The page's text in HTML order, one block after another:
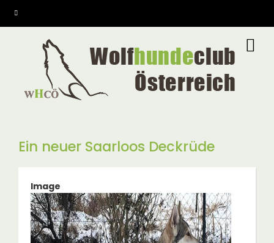
Ein neuer Saarloos Deckrüde
Image